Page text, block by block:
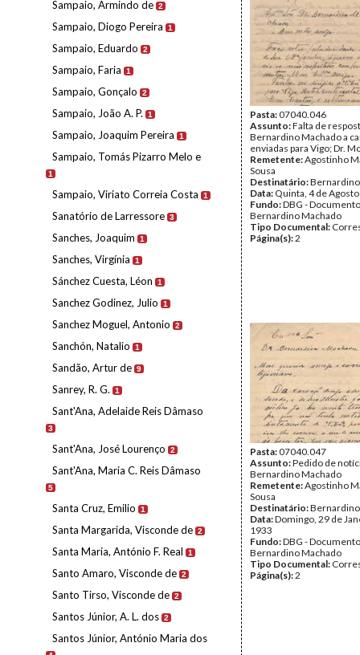
Sampaio, Armindo de 2
Sampaio, Diogo Pereira 1
Sampaio, Eduardo 2
Sampaio, Faria 1
Sampaio, Gonçalo 2
Sampaio, João A. P. 1
Sampaio, Joaquim Pereira 1
Sampaio, Tomás Pizarro Melo e
1
Sampaio, Viriato Correia Costa 1
Sanatório de Larressore 3
Sanches, Joaquim 1
Sanches, Virgínia 1
Sánchez Cuesta, Léon 1
Sanchez Godinez, Julio 1
Sanchez Moguel, Antonio 2
Sanchón, Natalio 1
Sandão, Artur de 9
Sanrey, R. G. 1
Sant'Ana, Adelaide Reis Dâmaso
3
Sant'Ana, José Lourenço 2
Sant'Ana, Maria C. Reis Dâmaso
5
Santa Cruz, Emilio 1
Santa Margarida, Visconde de 2
Santa Maria, António F. Real 1
Santo Amaro, Visconde de 2
Santo Tirso, Visconde de 2
Santos Júnior, A. L. dos 2
Santos Júnior, António Maria dos
Pasta:07040.046
Assunto:Falta de
Bernardino Machado a
enviadas para Vigo; Dr.
Remetente:Agostinho
Sousa
Destinatário:
Data: Quinta, 4 de
Fundo:DBG -
Bernardino Machado
Tipo Documental:
Página(s):2
Pasta:07040.047
Assunto:Pedido de
Bernardino Machado
Remetente:Agostinho
Sousa
Destinatário:
Data:Domingo, 29 de
1933
Fundo:DBG -
Bernardino Machado
Tipo Documental:
Página(s):2